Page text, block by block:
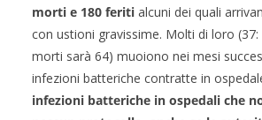
morti e 180 feriti alcuni dei quali
con ustioni gravissime. Molti di loro
morti sarà 64) muoiono nei mesi
infezioni batteriche contratte in
infezioni batteriche in ospedali che